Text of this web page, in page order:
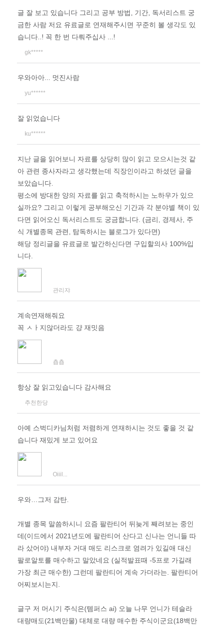
글 잘 보고 있습니다 그리고 공부 방법, 기간, 독서리스트 궁
금한 사람 저요 유료글로 연재해주시면 꾸준히 볼 생각도 있
습니다..! 꼭 한 번 다뤄주십사 ...!
gk*****
우와아아... 멋진사람
yu******
잘 읽었습니다
ku******
지난 글을 읽어보니 자료를 상당히 많이 읽고 모으시는것 같
아 관련 종사자라고 생각했는데 직장인이라고 하셨던 글을
보았습니다.
평소에 방대한 양의 자료를 읽고 축적하시는 노하우가 있으
실까요? 그리고 이렇게 공부해오신 기간과 각 분야별 책이 있
다면 읽어오신 독서리스트도 궁금합니다. (금리, 경제사, 주
식 개별종목 관련, 탐독하시는 블로그가 있다면)
해당 정리글을 유료글로 발간하신다면 구입할의사 100%입
니다.
관리쟈
계속연재해줘요
꼭 ㅅㅏ지않더라도 걍 재밋음
춉춉
항상 잘 읽고있습니다 감사해요
추천한당
아예 스벅디카님처럼 저렴하게 연재하시는 것도 좋을 것 같
습니다 재밌게 보고 있어요
Oiiil...
우와…그저 감탄.
개별 종목 말씀하시니 요즘 팔란티어 뒤늦게 째려보는 중인
데(이드에서 2021년도에 팔란티어 산다고 신나는 언니들 따
라 샀어야) 내부자 거대 매도 리스크로 염려가 있길애 대신
팔로알토를 매수하고 말았네요 (실적발표때 -5프로 가길래
가장 최근 매수한) 그런데 팔란티어 계속 가더라는. 팔란티어
어찌보시는지.
글구 저 머시기 주식은(템퍼스 ai) 오늘 나무 언니가 테슬라
대량매도(21백만물) 대체로 대량 매수한 주식이군요(18백만